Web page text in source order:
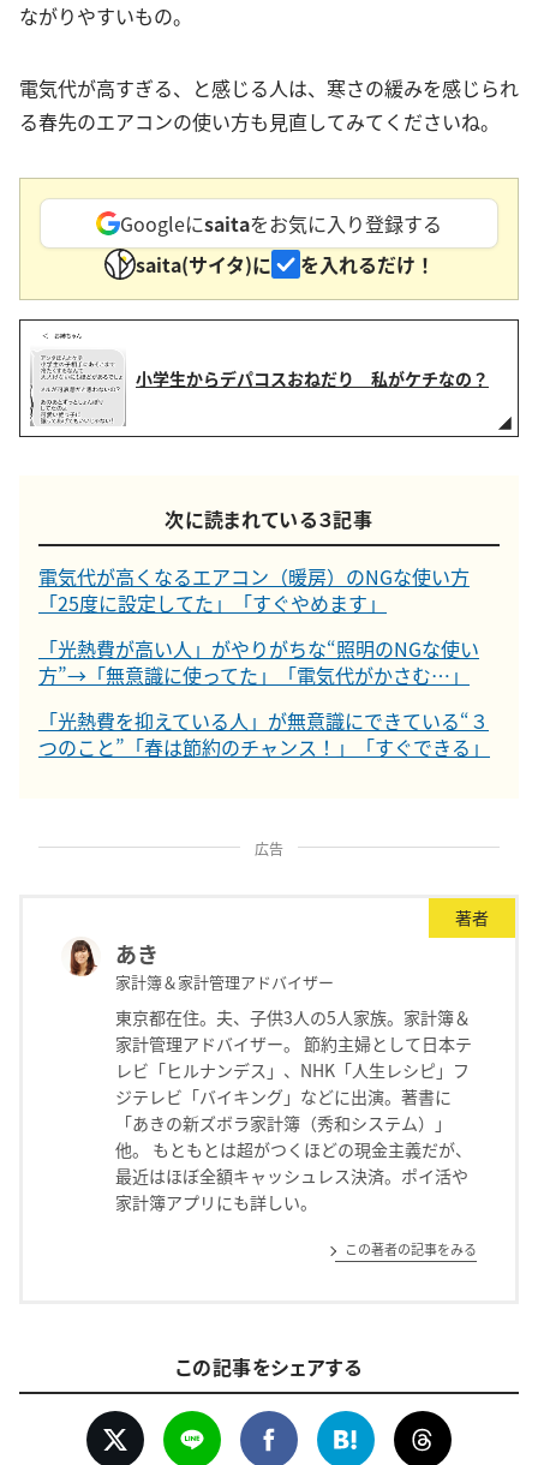
ながりやすいもの。
電気代が高すぎる、と感じる人は、寒さの緩みを感じられ
る春先のエアコンの使い方も見直してみてくださいね。
Googleにsaitaをお気に入り登録する
saita(サイタ)に
を入れるだけ！
小学生からデパコスおねだり 私がケチなの？
次に読まれている３記事
電気代が高くなるエアコン（暖房）のNGな使い方
「25度に設定してた」「すぐやめます」
「光熱費が高い人」がやりがちな“照明のNGな使い
方”→「無意識に使ってた」「電気代がかさむ…」
「光熱費を抑えている人」が無意識にできている“３
つのこと”「春は節約のチャンス！」「すぐできる」
広告
著者
あき
家計簿＆家計管理アドバイザー
東京都在住。夫、子供3人の5人家族。家計簿＆
家計管理アドバイザー。 節約主婦として日本テ
レビ「ヒルナンデス」、NHK「人生レシピ」フ
ジテレビ「バイキング」などに出演。著書に
「あきの新ズボラ家計簿（秀和システム）」
他。 もともとは超がつくほどの現金主義だが、
最近はほぼ全額キャッシュレス決済。ポイ活や
家計簿アプリにも詳しい。
この著者の記事をみる
この記事をシェアする